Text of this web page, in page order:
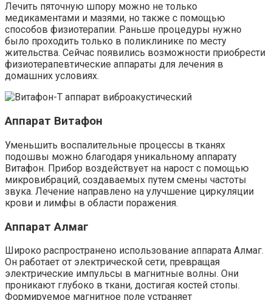
Лечить пяточную шпору можно не только
медикаментами и мазями, но также с помощью
способов физиотерапии. Раньше процедуры нужно
было проходить только в поликлинике по месту
жительства. Сейчас появились возможности приобрести
физиотерапевтические аппараты для лечения в
домашних условиях.
Аппарат Витафон
Уменьшить воспалительные процессы в тканях
подошвы можно благодаря уникальному аппарату
Витафон. Прибор воздействует на нарост с помощью
микровибраций, создаваемых путем смены частоты
звука. Лечение направлено на улучшение циркуляции
крови и лимфы в области поражения.
Аппарат Алмаг
Широко распространено использование аппарата Алмаг.
Он работает от электрической сети, превращая
электрические импульсы в магнитные волны. Они
проникают глубоко в ткани, достигая костей стопы.
Формируемое магнитное поле устраняет